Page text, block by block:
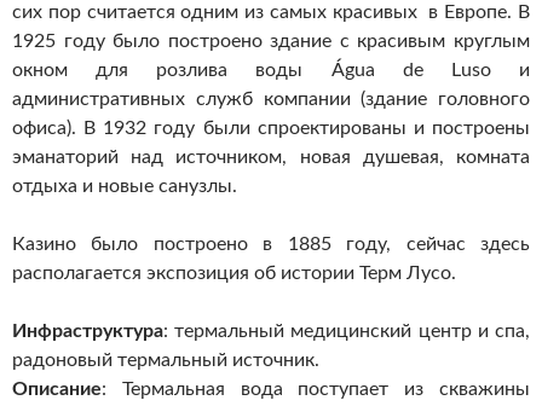
сих пор считается одним из самых красивых в Европе. В
1925 году было построено здание с красивым круглым
окном для розлива воды Água de Luso и
административных служб компании (здание головного
офиса). В 1932 году были спроектированы и построены
эманаторий над источником, новая душевая, комната
отдыха и новые санузлы.
Казино было построено в 1885 году, сейчас здесь
располагается экспозиция об истории Терм Лусо.
Инфраструктура: термальный медицинский центр и спа,
радоновый термальный источник.
Описание: Термальная вода поступает из скважины